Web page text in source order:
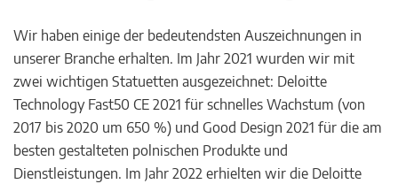
Wir haben einige der bedeutendsten Auszeichnungen in
unserer Branche erhalten. Im Jahr 2021 wurden wir mit
zwei wichtigen Statuetten ausgezeichnet: Deloitte
Technology Fast50 CE 2021 für schnelles Wachstum (von
2017 bis 2020 um 650 %) und Good Design 2021 für die am
besten gestalteten polnischen Produkte und
Dienstleistungen. Im Jahr 2022 erhielten wir die Deloitte